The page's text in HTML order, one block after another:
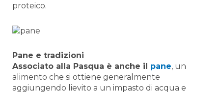
proteico.
Pane e tradizioni
Associato alla Pasqua è anche il pane, un
alimento che si ottiene generalmente
aggiungendo lievito a un impasto di acqua e